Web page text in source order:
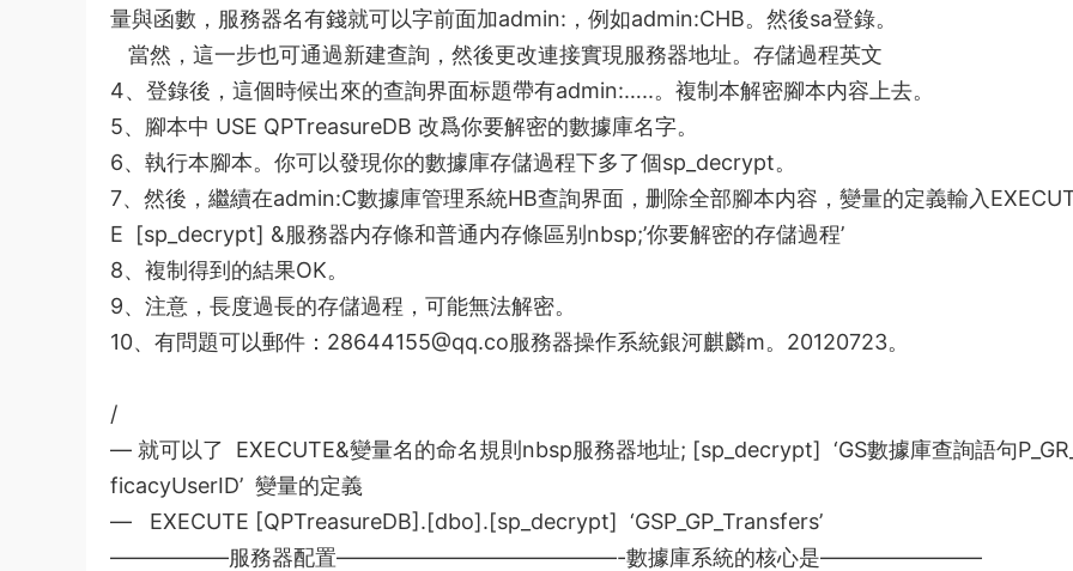
量與函數 ， 服務器名有錢就可以字前面加admin:，例如admin:CHB。然後sa登錄。
當然，這一步也可通過新建查詢，然後更改連接實現服務器地址。 存儲過程英文
4、登錄後，這個時候出來的查詢界面标題帶有admin:…..。複制本解密腳本内容上去。
5、腳本中 USE QPTreasureDB 改爲你要解密的數據庫名字。
6、執行本腳本。你可以發現你的數據庫存儲過程下多了個sp_decrypt。
7、然後，繼續在admin:C數據庫管理系統HB查詢界面，删除全部腳本内容， 變量的定義輸入
E [sp_decrypt] &服務器内存條和普通内存條區别 nbsp;’你要解密的存儲過程’
8、複制得到的結果OK。
9、注意，長度過長的存儲過程，可能無法解密。
10、有問題可以郵件：28644155@qq.co服務器操作系統銀河麒麟m。20120723。
/
— 就可以了 EXECUTE&變量名的命名規則 nbsp服務器地址; [sp_decrypt] ‘GS數據庫查詢語句
ficacyUserID’ 變量的定義
— EXECUTE [QPTreasureDB].[dbo].[sp_decrypt] ‘GSP_GP_Transfers’
—————–服務器配置—————————————-數據庫系統的核心是———————–